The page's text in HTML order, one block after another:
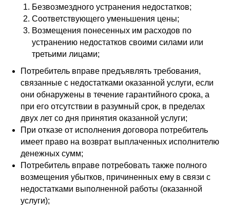
Безвозмездного устранения недостатков;
Соответствующего уменьшения цены;
Возмещения понесенных им расходов по
устранению недостатков своими силами или
третьими лицами;
Потребитель вправе предъявлять требования,
связанные с недостатками оказанной услуги, если
они обнаружены в течение гарантийного срока, а
при его отсутствии в разумный срок, в пределах
двух лет со дня принятия оказанной услуги;
При отказе от исполнения договора потребитель
имеет право на возврат выплаченных исполнителю
денежных сумм;
Потребитель вправе потребовать также полного
возмещения убытков, причиненных ему в связи с
недостатками выполненной работы (оказанной
услуги);